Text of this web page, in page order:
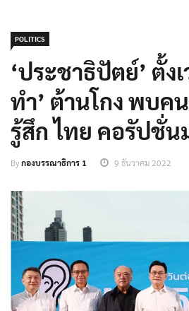
POLITICS
‘ประชาธิปัตย์’ ตั้ง
ทำ’ ต้านโกง พบค
รู้สึก ไทย คอรัปชั่น
Byกองบรรณาธิการ 1 9 ธันวาคม 2022